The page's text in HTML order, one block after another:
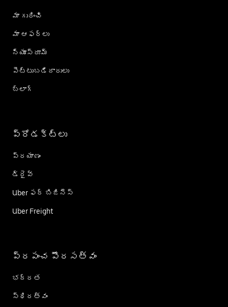
మా గురించి
మా ఆఫర్లు
న్యూస్‌రూమ్
పెట్టుబడిదారులు
బ్లాగ్
ప్రోడక్ట్؜లు
ప్రయాణం
డ్రైవ్
Uber ఫర్ బిజినెస్
Uber Freight
ప్రపంచ పౌరసత్వం
భద్రత
స్థిరత్వం